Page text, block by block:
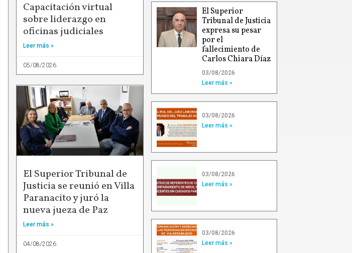
Capacitación virtual
sobre liderazgo en
oficinas judiciales
Leer más »
05/08/2026
El Superior Tribunal de
Justicia se reunió en Villa
Paranacito y juró la
nueva jueza de Paz
Leer más »
04/08/2026
El Superior
Tribunal de Justicia
expresa su pesar
por el
fallecimiento de
Carlos Chiara Díaz
03/08/2026
Leer más »
03/08/2026
Leer más »
03/08/2026
Leer más »
03/08/2026
Leer más »